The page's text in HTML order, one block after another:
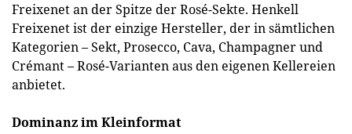
Freixenet an der Spitze der Rosé-Sekte. Henkell
Freixenet ist der einzige Hersteller, der in sämtlichen
Kategorien – Sekt, Prosecco, Cava, Champagner und
Crémant – Rosé-Varianten aus den eigenen Kellereien
anbietet.
Dominanz im Kleinformat